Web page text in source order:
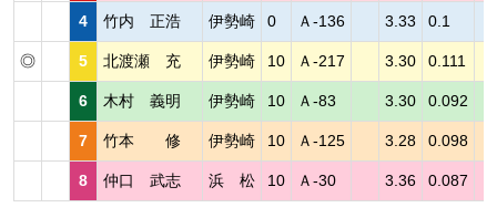
4 竹内 正浩 伊勢崎 0 Ａ-136 3.33 0.1
◎ 5 北渡瀬 充 伊勢崎 10 Ａ-217 3.30 0.111
6 木村 義明 伊勢崎 10 Ａ-83 3.30 0.092
7 竹本 修 伊勢崎 10 Ａ-125 3.28 0.098
8 仲口 武志 浜 松 10 Ａ-30 3.36 0.087